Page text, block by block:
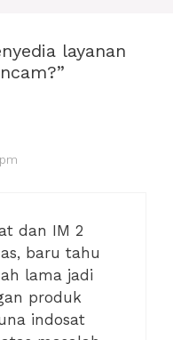
layanan
dan IM 2
baru tahu
lama jadi
produk
indosat